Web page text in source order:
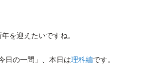
を迎えたいですね。
日の一問」、本日は理科編です。